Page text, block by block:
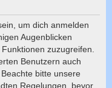
um dich anmelden
Augenblicken
zuzugreifen.
Benutzern auch
bitte unsere
Regelungen, bevor